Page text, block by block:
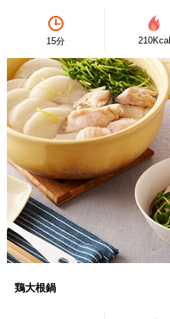
15分 210Kcal
鶏大根鍋